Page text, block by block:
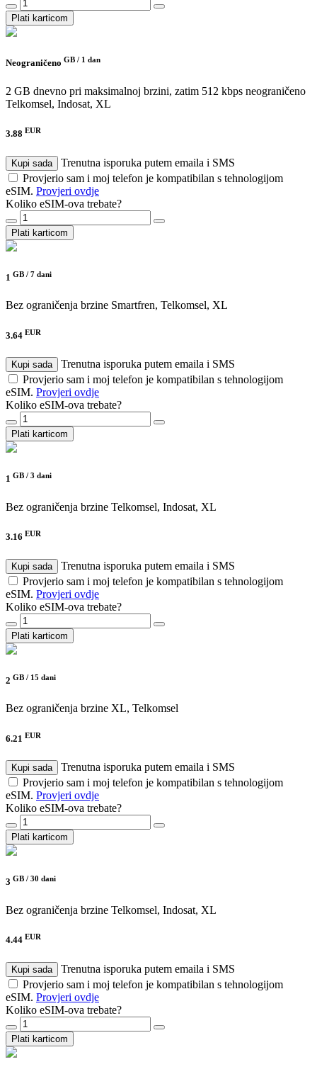
Plati karticom
Neograničeno GB / 1 dan
2 GB dnevno pri maksimalnoj brzini, zatim 512 kbps neograničeno
Telkomsel, Indosat, XL
3.88 EUR
Kupi sada
Trenutna isporuka putem emaila i SMS
Provjerio sam i moj telefon je kompatibilan s tehnologijom
eSIM. Provjeri ovdje
Koliko eSIM-ova trebate?
Plati karticom
1 GB / 7 dani
Bez ograničenja brzine Smartfren, Telkomsel, XL
3.64 EUR
Kupi sada
Trenutna isporuka putem emaila i SMS
Provjerio sam i moj telefon je kompatibilan s tehnologijom
eSIM. Provjeri ovdje
Koliko eSIM-ova trebate?
Plati karticom
1 GB / 3 dani
Bez ograničenja brzine Telkomsel, Indosat, XL
3.16 EUR
Kupi sada
Trenutna isporuka putem emaila i SMS
Provjerio sam i moj telefon je kompatibilan s tehnologijom
eSIM. Provjeri ovdje
Koliko eSIM-ova trebate?
Plati karticom
2 GB / 15 dani
Bez ograničenja brzine XL, Telkomsel
6.21 EUR
Kupi sada
Trenutna isporuka putem emaila i SMS
Provjerio sam i moj telefon je kompatibilan s tehnologijom
eSIM. Provjeri ovdje
Koliko eSIM-ova trebate?
Plati karticom
3 GB / 30 dani
Bez ograničenja brzine Telkomsel, Indosat, XL
4.44 EUR
Kupi sada
Trenutna isporuka putem emaila i SMS
Provjerio sam i moj telefon je kompatibilan s tehnologijom
eSIM. Provjeri ovdje
Koliko eSIM-ova trebate?
Plati karticom